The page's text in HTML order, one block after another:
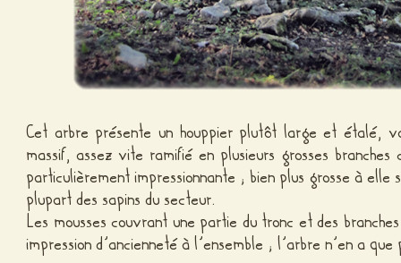
Cet arbre présente un houppier plutôt large et étalé,
massif, assez vite ramifié en plusieurs grosses branches
particulièrement impressionnante ; bien plus grosse à
plupart des sapins du secteur.
Les mousses couvrant une partie du tronc et des
impression d’ancienneté à l’ensemble ; l’arbre n’en a que